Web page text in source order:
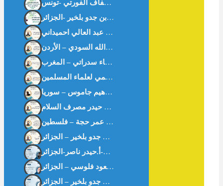
التورق المصرفي المنظم دراسة فقهية مقاصدية أ: عبد العالي احميداني
تكامل تقنية البلوكشين مع عمليات التدقيق الشرعي في عصر التكنولوجيا المتقدمة نبيله فارس علاونه / وجدان عبدالله السودي – الأردن
خواطر اقتصادية من “شعب عامر” في موسم الحج الأكبر الأستاذ ناصر حيدر مصرف السلام
ثبت الرسائل والأطروحات الجامعية الجزائرية في الاقتصاد الإسلامي والمالية الإسلامية.د. مسعود فلوسي – الجزائر
الافتتاحية : سُلوان القارئ : يدًا بيد . أ. بن جدو بلخير – الجزائر